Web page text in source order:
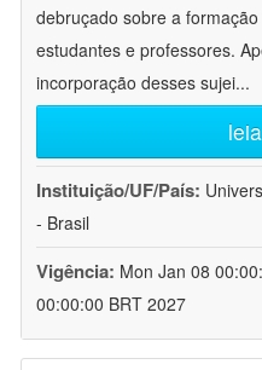
debruçado sobre a
estudantes e professores.
incorporação desses sujei...
Instituição/UF/País:
- Brasil
Vigência: Mon Jan 08
00:00:00 BRT 2027